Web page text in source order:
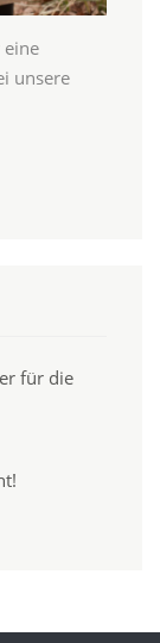
eine
unsere
für die